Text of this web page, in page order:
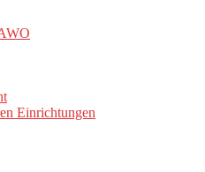
Einrichtungen